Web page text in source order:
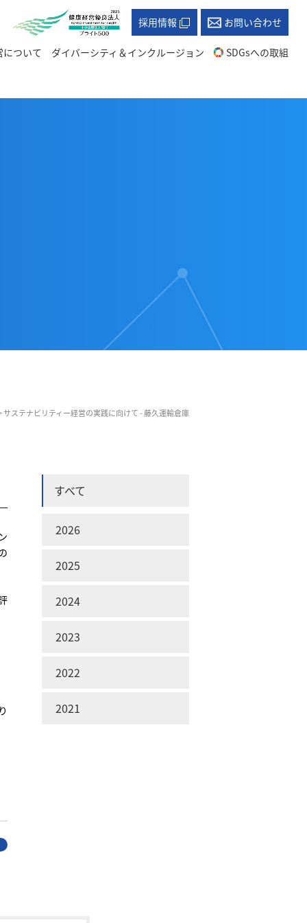
採用情報 お問い合わせ
について ダイバーシティ＆インクルージョン SDGsへの取組
サステナビリティー経営の実践に向けて - 藤久運輸倉庫
すべて
2026
2025
2024
2023
2022
2021